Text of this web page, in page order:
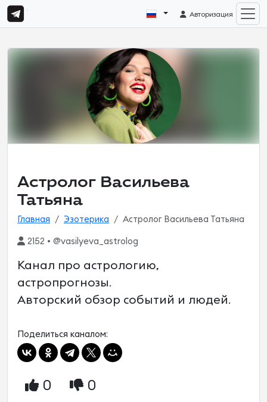
Авторизация
Астролог Васильева
Татьяна
Главная Эзотерика Астролог Васильева Татьяна
2152 • @vasilyeva_astrolog
Канал про астрологию,
астропрогнозы.
Авторский обзор событий и людей.
Поделиться каналом:
0 0